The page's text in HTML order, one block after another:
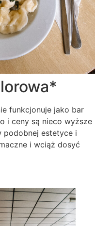
funkcjonuje jako bar
i ceny są nieco wyższe
podobnej estetyce i
i wciąż dosyć